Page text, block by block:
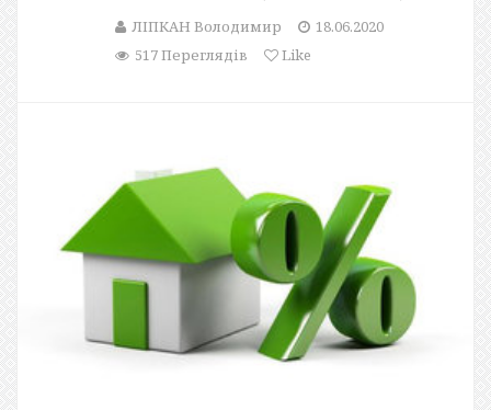
ЛІПКАН Володимир
18.06.2020
517 Переглядів
Like